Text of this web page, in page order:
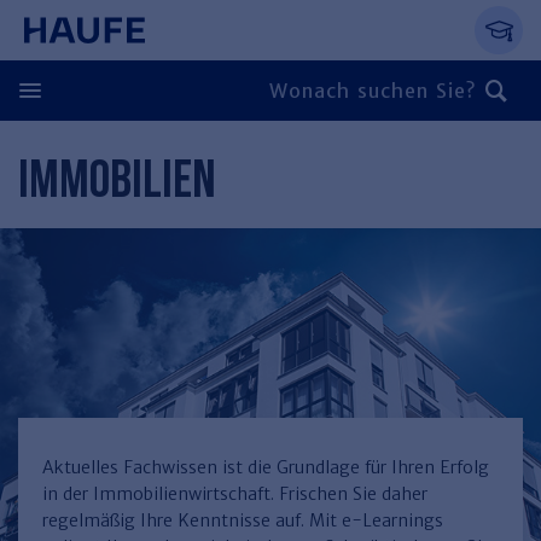
Springe direkt zum Hauptinhalt, zur
Zum Hauptinhalt springen
Zur Navigation springen
Zur Suche springen
Zurück
Personal
Finden Sie Ihr Thema
Arbeitsrecht
Führung
Steuern & Rechnungswesen
Finden Sie Ihr Thema
Rechnungswesen
Recht & Compliance
Finden Sie Ihr Thema
Immobilien
Zurück
Öffentlicher Dienst
Zurück
IMMOBILIEN
Aktuelles Fachwissen ist die Grundlage für Ihren Erfolg
in der Immobilienwirtschaft. Frischen Sie daher
regelmäßig Ihre Kenntnisse auf. Mit e-Learnings